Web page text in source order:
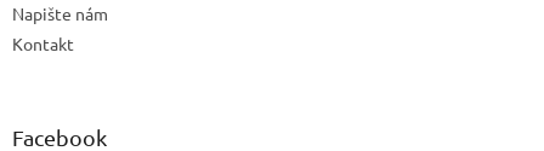
Napište nám
Kontakt
Facebook